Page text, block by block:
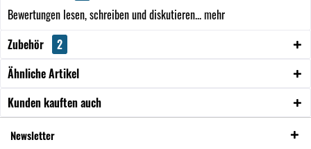
Bewertungen lesen, schreiben und diskutieren...mehr
Zubehör
2
Ähnliche Artikel
Kunden kauften auch
Newsletter